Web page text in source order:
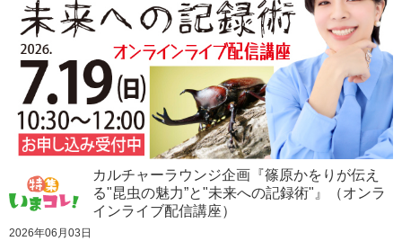
カルチャーラウンジ企画『篠原かをりが伝え
る"昆虫の魅力”と"未来への記録術"』（オンラ
インライブ配信講座）
2026年06月03日